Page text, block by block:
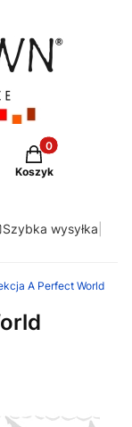
Produkty w
Koszyk
Szybka wysyłka
A Perfect World